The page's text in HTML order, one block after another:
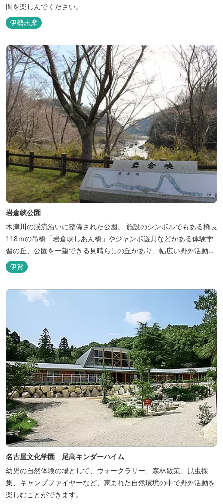
間を楽しんでください。
伊勢志摩
岩倉峡公園
木津川の渓流沿いに整備された公園。 施設のシンボルでもある橋長
118ｍの吊橋「岩倉峡しあん橋」やジャンボ遊具などがある体験学
習の丘、公園を一望できる見晴らしの丘があり、幅広い野外活動に
利用できるキャンプ場も併設されています。 川沿いには島ヶ原温泉
やぶっちゃに至る「川辺の道」があり、旧岩倉水力発電所跡の水路
る憩いの場となっています。
伊賀
名古屋文化学園 尾高キンダーハイム
幼児の自然体験の場として、ウォークラリー、森林散策、昆虫採
集、キャンプファイヤーなど、恵まれた自然環境の中で野外活動を
楽しむことができます。